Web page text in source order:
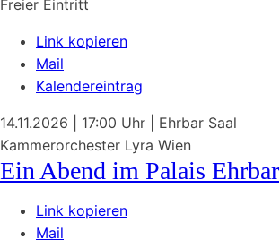
Freier Eintritt
Link kopieren
Mail
Kalendereintrag
14.11.2026 | 17:00 Uhr
Ehrbar Saal
Kammerorchester Lyra Wien
Ein Abend im Palais Ehrbar
Link kopieren
Mail